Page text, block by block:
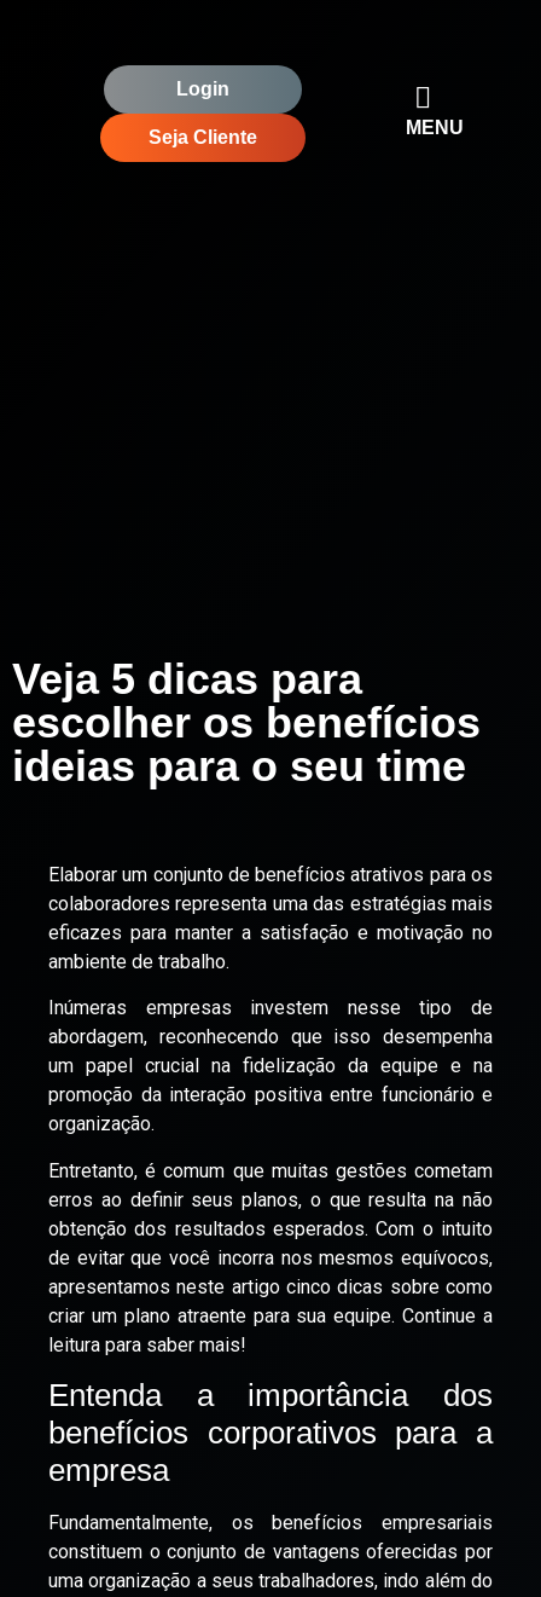
Login
Seja Cliente MENU
Veja 5 dicas para
escolher os benefícios
ideias para o seu time
Elaborar um conjunto de benefícios atrativos para os
colaboradores representa uma das estratégias mais
eficazes para manter a satisfação e motivação no
ambiente de trabalho.
Inúmeras empresas investem nesse tipo de
abordagem, reconhecendo que isso desempenha
um papel crucial na fidelização da equipe e na
promoção da interação positiva entre funcionário e
organização.
Entretanto, é comum que muitas gestões cometam
erros ao definir seus planos, o que resulta na não
obtenção dos resultados esperados. Com o intuito
de evitar que você incorra nos mesmos equívocos,
apresentamos neste artigo cinco dicas sobre como
criar um plano atraente para sua equipe. Continue a
leitura para saber mais!
Entenda a importância dos
benefícios corporativos para a
empresa
Fundamentalmente, os benefícios empresariais
constituem o conjunto de vantagens oferecidas por
uma organização a seus trabalhadores, indo além do